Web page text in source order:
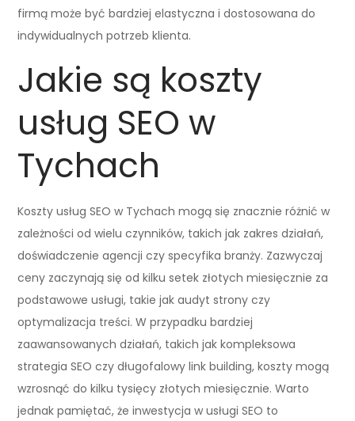
firmą może być bardziej elastyczna i dostosowana do
indywidualnych potrzeb klienta.
Jakie są koszty
usług SEO w
Tychach
Koszty usług SEO w Tychach mogą się znacznie różnić w
zależności od wielu czynników, takich jak zakres działań,
doświadczenie agencji czy specyfika branży. Zazwyczaj
ceny zaczynają się od kilku setek złotych miesięcznie za
podstawowe usługi, takie jak audyt strony czy
optymalizacja treści. W przypadku bardziej
zaawansowanych działań, takich jak kompleksowa
strategia SEO czy długofalowy link building, koszty mogą
wzrosnąć do kilku tysięcy złotych miesięcznie. Warto
jednak pamiętać, że inwestycja w usługi SEO to